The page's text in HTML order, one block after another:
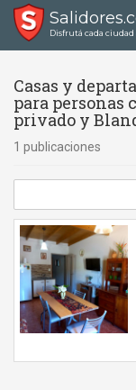
Disfrutá cada
Casas y
para personas
privado y
1 publicaciones